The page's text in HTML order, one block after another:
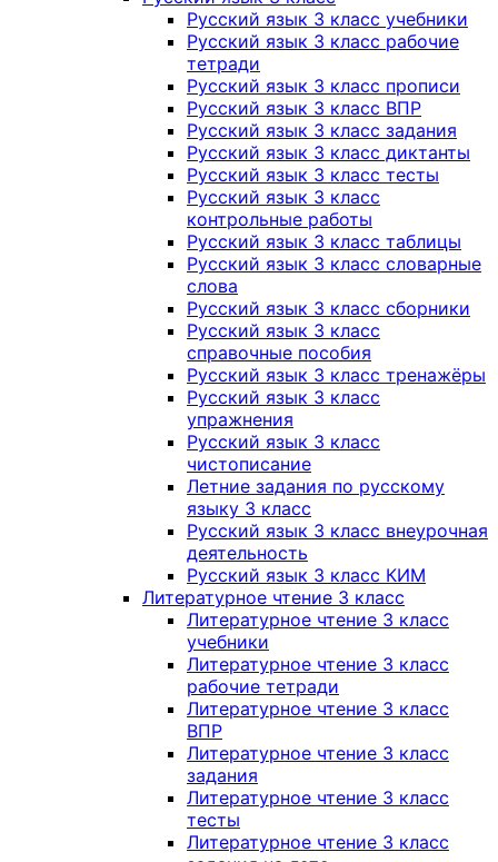
Русский язык 3 класс учебники
Русский язык 3 класс рабочие
тетради
Русский язык 3 класс прописи
Русский язык 3 класс ВПР
Русский язык 3 класс задания
Русский язык 3 класс диктанты
Русский язык 3 класс тесты
Русский язык 3 класс
контрольные работы
Русский язык 3 класс таблицы
Русский язык 3 класс словарные
слова
Русский язык 3 класс сборники
Русский язык 3 класс
справочные пособия
Русский язык 3 класс тренажёры
Русский язык 3 класс
упражнения
Русский язык 3 класс
чистописание
Летние задания по русскому
языку 3 класс
Русский язык 3 класс внеурочная
деятельность
Русский язык 3 класс КИМ
Литературное чтение 3 класс
Литературное чтение 3 класс
учебники
Литературное чтение 3 класс
рабочие тетради
Литературное чтение 3 класс
ВПР
Литературное чтение 3 класс
задания
Литературное чтение 3 класс
тесты
Литературное чтение 3 класс